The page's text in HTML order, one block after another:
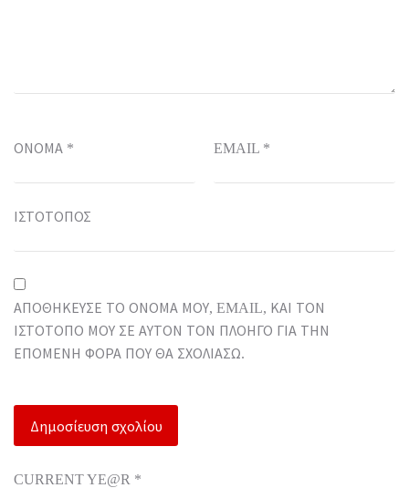
ΌΝΟΜΑ * EMAIL *
ΙΣΤΌΤΟΠΟΣ
ΑΠΟΘΉΚΕΥΣΕ ΤΟ ΌΝΟΜΆ ΜΟΥ, EMAIL, ΚΑΙ ΤΟΝ
ΙΣΤΌΤΟΠΟ ΜΟΥ ΣΕ ΑΥΤΌΝ ΤΟΝ ΠΛΟΗΓΌ ΓΙΑ ΤΗΝ
ΕΠΌΜΕΝΗ ΦΟΡΆ ΠΟΥ ΘΑ ΣΧΟΛΙΆΣΩ.
CURRENT YE@R *